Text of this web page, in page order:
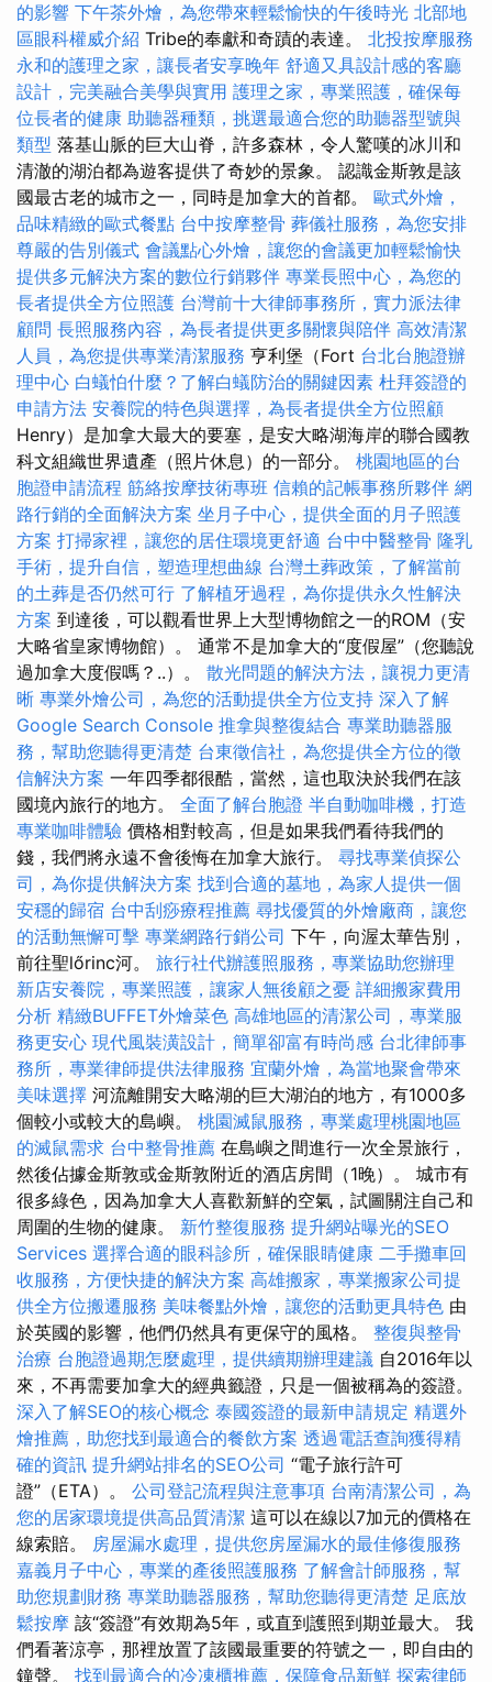
的影響 下午茶外燴，為您帶來輕鬆愉快的午後時光 北部地
區眼科權威介紹 Tribe的奉獻和奇蹟的表達。 北投按摩服務
永和的護理之家，讓長者安享晚年 舒適又具設計感的客廳
設計，完美融合美學與實用 護理之家，專業照護，確保每
位長者的健康 助聽器種類，挑選最適合您的助聽器型號與
類型 落基山脈的巨大山脊，許多森林，令人驚嘆的冰川和
清澈的湖泊都為遊客提供了奇妙的景象。 認識金斯敦是該
國最古老的城市之一，同時是加拿大的首都。 歐式外燴，
品味精緻的歐式餐點 台中按摩整骨 葬儀社服務，為您安排
尊嚴的告別儀式 會議點心外燴，讓您的會議更加輕鬆愉快
提供多元解決方案的數位行銷夥伴 專業長照中心，為您的
長者提供全方位照護 台灣前十大律師事務所，實力派法律
顧問 長照服務內容，為長者提供更多關懷與陪伴 高效清潔
人員，為您提供專業清潔服務 亨利堡（Fort 台北台胞證辦
理中心 白蟻怕什麼？了解白蟻防治的關鍵因素 杜拜簽證的
申請方法 安養院的特色與選擇，為長者提供全方位照顧
Henry）是加拿大最大的要塞，是安大略湖海岸的聯合國教
科文組織世界遺產（照片休息）的一部分。 桃園地區的台
胞證申請流程 筋絡按摩技術專班 信賴的記帳事務所夥伴 網
路行銷的全面解決方案 坐月子中心，提供全面的月子照護
方案 打掃家裡，讓您的居住環境更舒適 台中中醫整骨 隆乳
手術，提升自信，塑造理想曲線 台灣土葬政策，了解當前
的土葬是否仍然可行 了解植牙過程，為你提供永久性解決
方案 到達後，可以觀看世界上大型博物館之一的ROM（安
大略省皇家博物館）。 通常不是加拿大的“度假屋”（您聽說
過加拿大度假嗎？..）。 散光問題的解決方法，讓視力更清
晰 專業外燴公司，為您的活動提供全方位支持 深入了解
Google Search Console 推拿與整復結合 專業助聽器服
務，幫助您聽得更清楚 台東徵信社，為您提供全方位的徵
信解決方案 一年四季都很酷，當然，這也取決於我們在該
國境內旅行的地方。 全面了解台胞證 半自動咖啡機，打造
專業咖啡體驗 價格相對較高，但是如果我們看待我們的
錢，我們將永遠不會後悔在加拿大旅行。 尋找專業偵探公
司，為你提供解決方案 找到合適的墓地，為家人提供一個
安穩的歸宿 台中刮痧療程推薦 尋找優質的外燴廠商，讓您
的活動無懈可擊 專業網路行銷公司 下午，向渥太華告別，
前往聖lőrinc河。 旅行社代辦護照服務，專業協助您辦理
新店安養院，專業照護，讓家人無後顧之憂 詳細搬家費用
分析 精緻BUFFET外燴菜色 高雄地區的清潔公司，專業服
務更安心 現代風裝潢設計，簡單卻富有時尚感 台北律師事
務所，專業律師提供法律服務 宜蘭外燴，為當地聚會帶來
美味選擇 河流離開安大略湖的巨大湖泊的地方，有1000多
個較小或較大的島嶼。 桃園滅鼠服務，專業處理桃園地區
的滅鼠需求 台中整骨推薦 在島嶼之間進行一次全景旅行，
然後佔據金斯敦或金斯敦附近的酒店房間（1晚）。 城市有
很多綠色，因為加拿大人喜歡新鮮的空氣，試圖關注自己和
周圍的生物的健康。 新竹整復服務 提升網站曝光的SEO
Services 選擇合適的眼科診所，確保眼睛健康 二手攤車回
收服務，方便快捷的解決方案 高雄搬家，專業搬家公司提
供全方位搬遷服務 美味餐點外燴，讓您的活動更具特色 由
於英國的影響，他們仍然具有更保守的風格。 整復與整骨
治療 台胞證過期怎麼處理，提供續期辦理建議 自2016年以
來，不再需要加拿大的經典籤證，只是一個被稱為的簽證。
深入了解SEO的核心概念 泰國簽證的最新申請規定 精選外
燴推薦，助您找到最適合的餐飲方案 透過電話查詢獲得精
確的資訊 提升網站排名的SEO公司 “電子旅行許可
證”（ETA）。 公司登記流程與注意事項 台南清潔公司，為
您的居家環境提供高品質清潔 這可以在線以7加元的價格在
線索賠。 房屋漏水處理，提供您房屋漏水的最佳修復服務
嘉義月子中心，專業的產後照護服務 了解會計師服務，幫
助您規劃財務 專業助聽器服務，幫助您聽得更清楚 足底放
鬆按摩 該“簽證”有效期為5年，或直到護照到期並最大。 我
們看著涼亭，那裡放置了該國最重要的符號之一，即自由的
鐘聲。 找到最適合的冷凍櫃推薦，保障食品新鮮 探索律師